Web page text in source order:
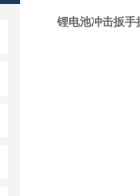
锂电池冲击扳手